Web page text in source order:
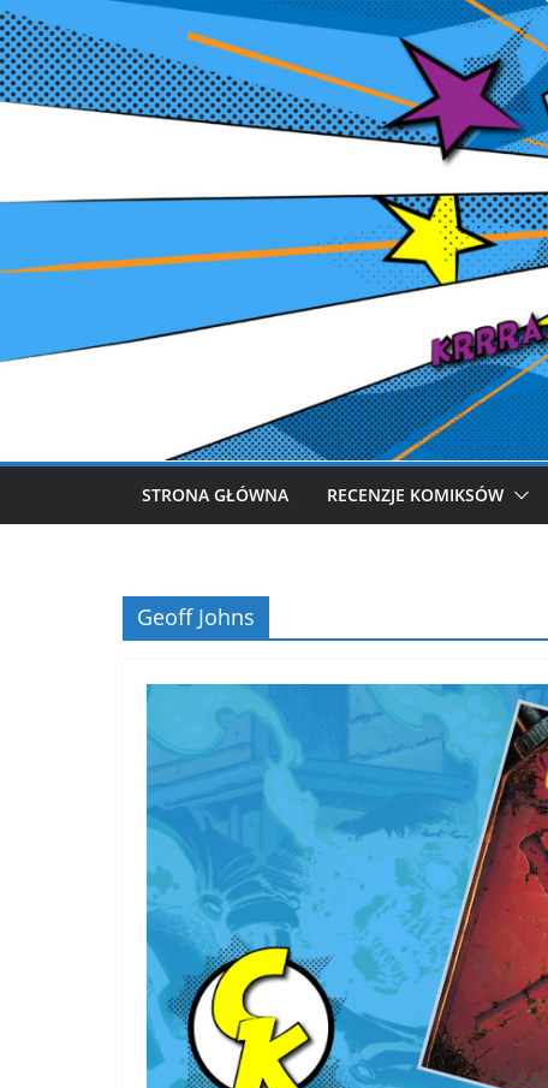
Przejdź
do
treści
STRONA GŁÓWNA RECENZJE KOMIKSÓW
Geoff Johns